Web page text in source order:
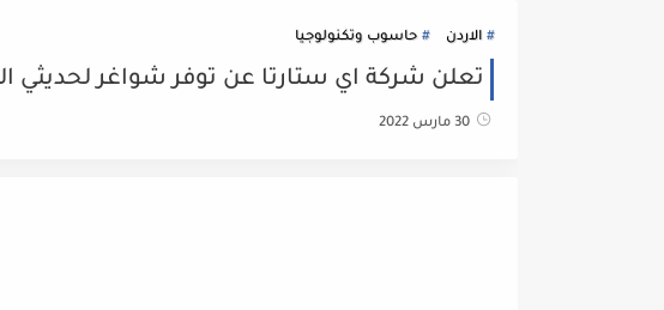
الاردن حاسوب وتكنولوجيا
تعلن شركة اي ستارتا عن توفر شواغر لحديثي
30 مارس 2022